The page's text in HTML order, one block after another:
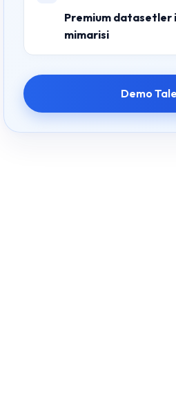
Premium datasetler
mimarisi
Demo